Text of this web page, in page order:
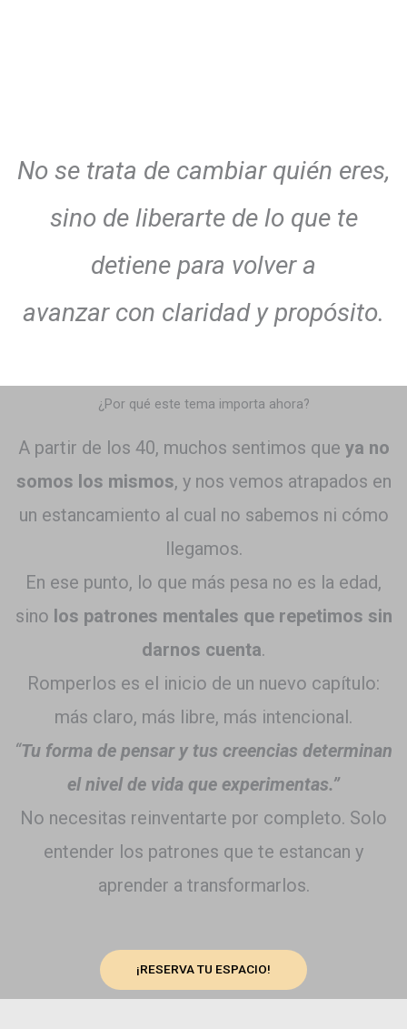
No se trata de cambiar quién eres,
sino de liberarte de lo que te
detiene para volver a
avanzar con claridad y propósito.
¿Por qué este tema importa ahora?
A partir de los 40, muchos sentimos que ya no
somos los mismos, y nos vemos atrapados en
un estancamiento al cual no sabemos ni cómo
llegamos.
En ese punto, lo que más pesa no es la edad,
sino los patrones mentales que repetimos sin
darnos cuenta.
Romperlos es el inicio de un nuevo capítulo:
más claro, más libre, más intencional.
“Tu forma de pensar y tus creencias determinan
el nivel de vida que experimentas.”
No necesitas reinventarte por completo. Solo
entender los patrones que te estancan y
aprender a transformarlos.
¡RESERVA TU ESPACIO!